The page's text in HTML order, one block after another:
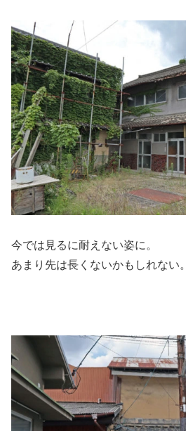
今では見るに耐えない姿に。
あまり先は長くないかもしれない。